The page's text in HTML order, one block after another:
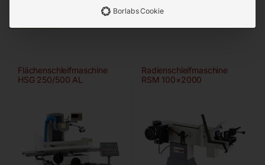
Ähnliche Produkte
Flächenschleifmaschine
HSG 250/500 AL
Radienschleifmaschine
RSM 100×2000
Borlabs Cookie